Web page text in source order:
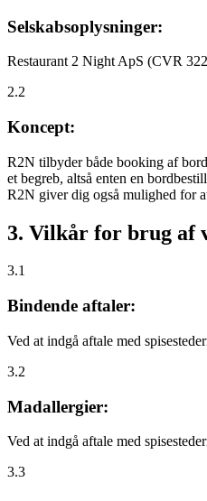
Selskabsoplysninger:
Restaurant 2 Night ApS (CVR
2.2
Koncept:
R2N tilbyder både booking af
et begreb, altså enten en
R2N giver dig også mulighed for
3. Vilkår for brug af
3.1
Bindende aftaler:
Ved at indgå aftale med
3.2
Madallergier:
Ved at indgå aftale med
3.3